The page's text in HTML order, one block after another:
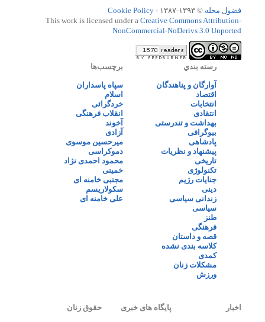
فضول محله © ۱۳۹۳-۱۳۸۷ -
Cookie Policy
This work is licensed under a Creative Commons Attribution-
NonCommercial-NoDerivs 3.0 Unported
رسته بندي
آوارگان و پناهندگان
اقتصاد
انتخابات
انتقادی
بهداشت و تندرستی
بیوگرافی
پادشاهی
پیشنهاد و نظریات
تاریخی
تکنولوژی
جنایات رژیم
دینی
زندانی سیاسی
سیاسی
طنز
فرهنگی
قصه و داستان
کلاسه بندی نشده
کمدی
مشکلات زنان
ورزش
برچسب‌ها
سپاه پاسداران
اسلام
خردگرائی
انقلاب فرهنگی
آخوند
آزادی
میرحسین موسوی
دموکراسی
محمود احمدی نژاد
خمینی
مجتبی خامنه ای
سکولاریسم
علی خامنه ای
اخبار پایگاه های خبری حقوق زنان